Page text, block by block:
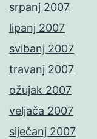
srpanj 2007
lipanj 2007
svibanj 2007
travanj 2007
ožujak 2007
veljača 2007
siječanj 2007